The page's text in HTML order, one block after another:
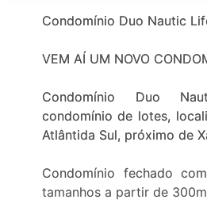
Condomínio Duo Nautic
VEM AÍ UM NOVO
Condomínio Duo
condomínio de lotes,
Atlântida Sul, próximo de
Condomínio fechado
tamanhos a partir de